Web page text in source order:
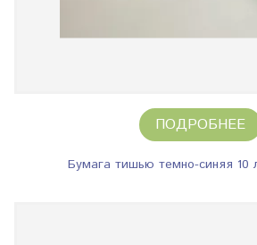
ПОДРОБНЕЕ
Бумага тишью темно-синяя 10